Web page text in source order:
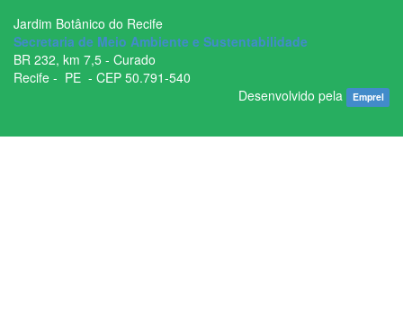
Jardim Botânico do Recife
Secretaria de Meio Ambiente e Sustentabilidade
BR ­232, km 7,5 - Curado
Recife - ­ PE - CEP 50.791­-540
Desenvolvido pela Emprel